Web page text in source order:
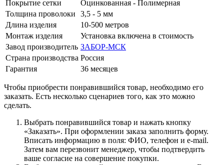
Покрытие сетки
Оцинкованная - Полимерная
Толщина проволоки
3,5 - 5 мм
Длина изделия
10-500 метров
Монтаж изделия
Установка включена в стоимость
Завод производитель ЗАБОР-МСК
Страна производства Россия
Гарантия
36 месяцев
Чтобы приобрести понравившийся товар, необходимо его
заказать. Есть несколько сценариев того, как это можно
сделать.
Выбрать понравившийся товар и нажать кнопку
«Заказать». При оформлении заказа заполнить форму.
Вписать информацию в поля: ФИО, телефон и e-mail.
Затем вам перезвонит менеджер, чтобы подтвердить
ваше согласие на совершение покупки.